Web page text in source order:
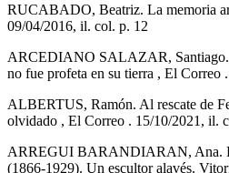
RUCABADO, Beatriz. La memoria
09/04/2016, il. col. p. 12
ARCEDIANO SALAZAR, Santiago.
no fue profeta en su tierra , El Correo
ALBERTUS, Ramón. Al rescate de
olvidado , El Correo . 15/10/2021, il.
ARREGUI BARANDIARAN, Ana.
(1866-1929). Un escultor alavés.